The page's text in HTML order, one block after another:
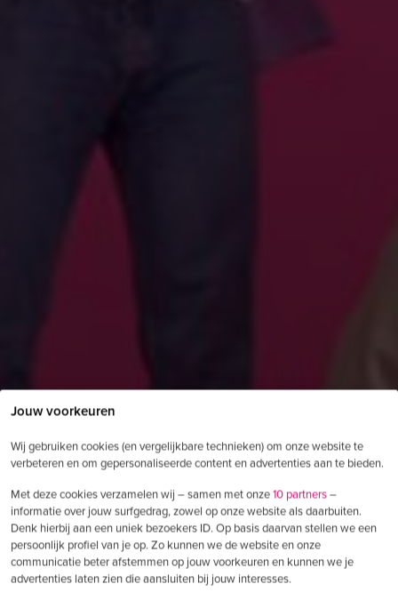
Jouw voorkeuren
Wij gebruiken cookies (en vergelijkbare technieken) om onze website te
verbeteren en om gepersonaliseerde content en advertenties aan te bieden.
Met deze cookies verzamelen wij – samen met onze10 partners–
informatie over jouw surfgedrag, zowel op onze website als daarbuiten.
Denk hierbij aan een uniek bezoekers ID. Op basis daarvan stellen we een
persoonlijk profiel van je op. Zo kunnen we de website en onze
communicatie beter afstemmen op jouw voorkeuren en kunnen we je
advertenties laten zien die aansluiten bij jouw interesses.